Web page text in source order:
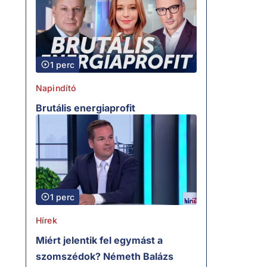
1 perc
Napindító
Brutális energiaprofit
1 perc
Hírek
Miért jelentik fel egymást a
szomszédok? Németh Balázs